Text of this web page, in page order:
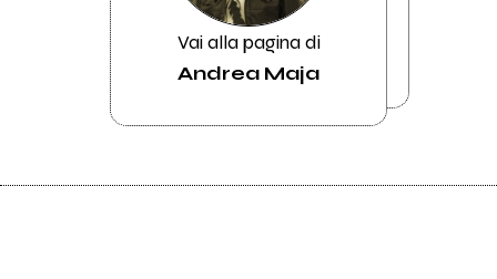
Vai alla pagina di
Andrea Maja